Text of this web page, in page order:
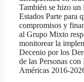
También se hizo un
Estados Parte para
compromisos y
al Grupo Mixto
monitorear la
Decenio por los
de las Personas
Américas 2016-